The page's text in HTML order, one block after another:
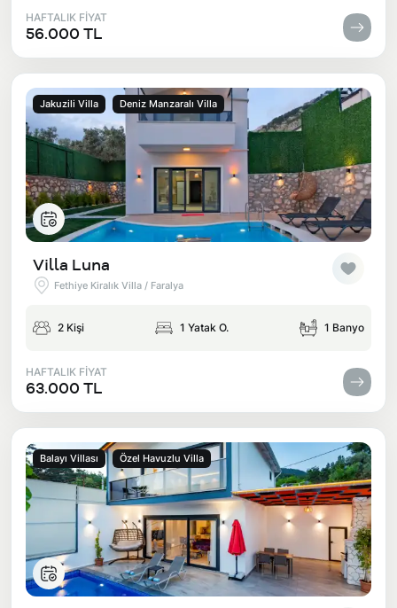
HAFTALIK FİYAT
56.000 TL
Jakuzili Villa Deniz Manzaralı Villa
Villa Luna
Fethiye Kiralık Villa / Faralya
2 Kişi 1 Yatak O. 1 Banyo
HAFTALIK FİYAT
63.000 TL
Balayı Villası Özel Havuzlu Villa